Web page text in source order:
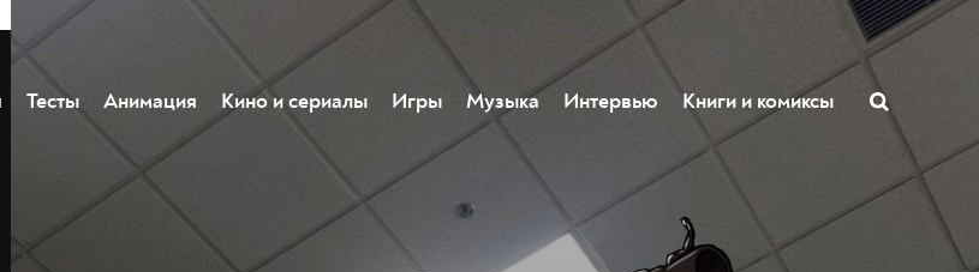
Тесты Анимация Кино и сериалы Игры Музыка Интервью Книги и комиксы